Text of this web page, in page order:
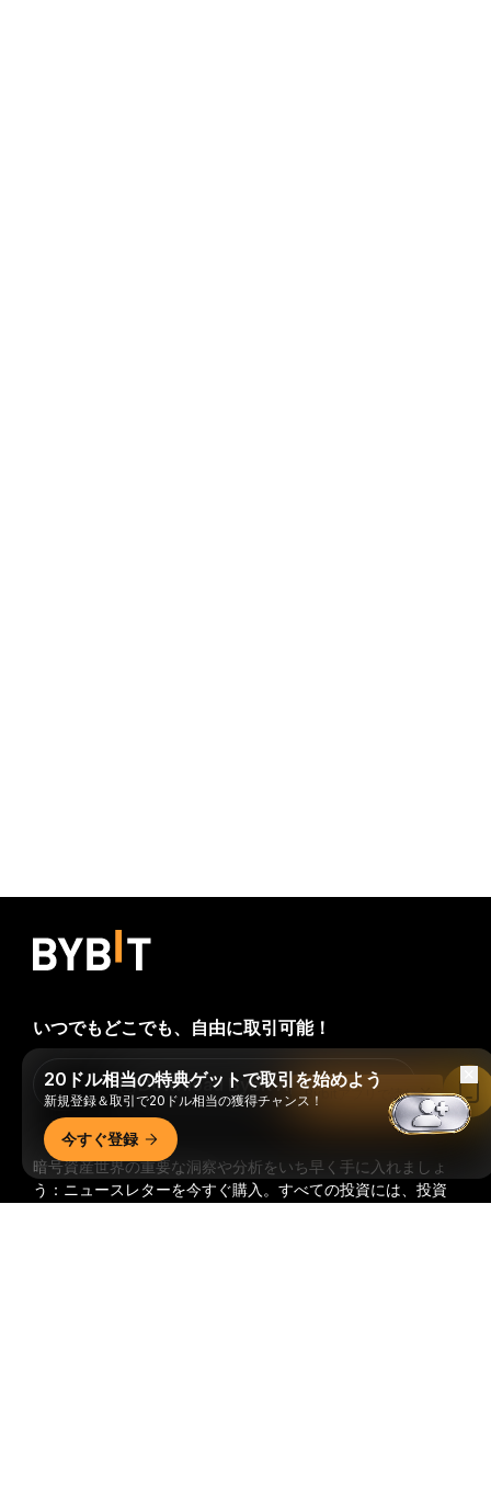
暗号資産世界の重要な洞察や分析をいち早く手に入れましょ
う：ニュースレターを今すぐ購入。 すべての投資には、投資
いつでもどこでも、自由に取引可能！
Download Bybit App
20ドル相当の特典ゲットで取引を始めよう
新規登録＆取引で20ドル相当の獲得チャンス！
今すぐ登録
Bybitアプリで読む